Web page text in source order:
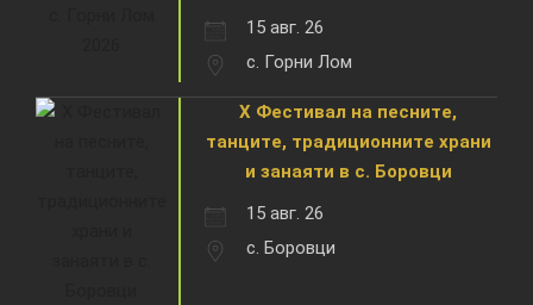
15 авг. 26
с. Горни Лом
X Фестивал на песните,
танците, традиционните храни
и занаяти в с. Боровци
15 авг. 26
с. Боровци